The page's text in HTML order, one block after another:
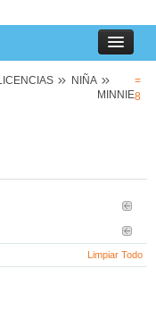
NIÑA
MINNIE
=
8
Limpiar Todo